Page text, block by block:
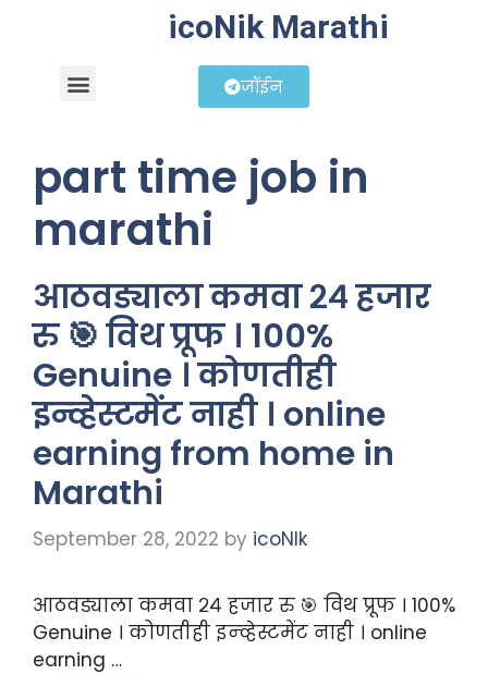
icoNik Marathi
जॉईन
part time job in
marathi
आठवड्याला कमवा २४ हजार
रु 🎯 विथ प्रूफ । 100%
Genuine । कोणतीही
इन्व्हेस्टमेंट नाही । online
earning from home in
Marathi
September 28, 2022 by icoNIk
आठवड्याला कमवा २४ हजार रु 🎯 विथ प्रूफ । 100%
Genuine । कोणतीही इन्व्हेस्टमेंट नाही । online
earning …